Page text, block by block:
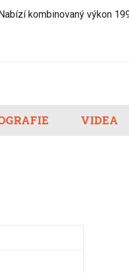
Carsharing
kombinovaný výkon
VIDEA